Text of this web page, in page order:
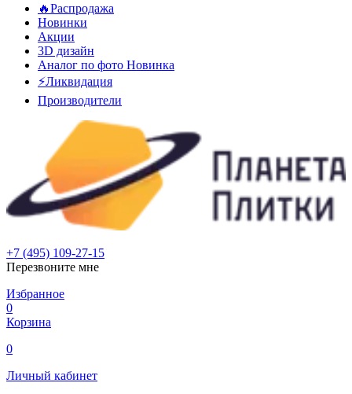
🔥Распродажа
Новинки
Акции
3D дизайн
Аналог по фото Новинка
⚡Ликвидация
Производители
+7 (495) 109-27-15
Перезвоните мне
Избранное
0
Корзина
0
Личный кабинет